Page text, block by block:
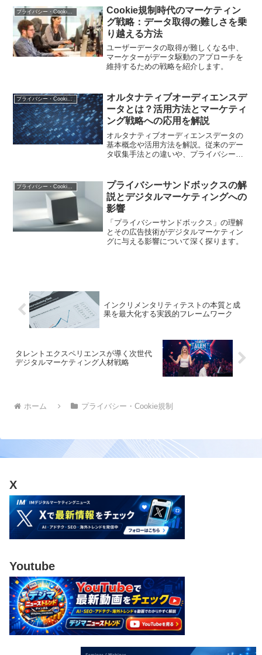
プライバシー・Cookie規制
Cookie規制時代のマーケティン
グ戦略：データ取得の難しさを乗
り越える方法
ユーザーデータの取得が難しくなる中、
マーケターがデータ駆動のアプローチを
維持するための戦略を紹介します。
プライバシー・Cookie規制
オルタナティブオーディエンスデ
ータとは？活用方法とマーケティ
ング戦略への応用を解説
オルタナティブオーディエンスデータの
基本概念や活用方法を解説。従来のデー
タ収集手法との違いや、プライバシー規
プライバシーサンドボックスの解
説とデジタルマーケティングへの
影響
「プライバシーサンドボックス」の理解
とその広告技術がデジタルマーケティン
グに与える影響について深く探ります。
インクリメンタリティテストの本質と成
果を最大化する実践的フレームワーク
タレントエクスペリエンスが導く次世代
デジタルマーケティング人材戦略
ホーム プライバシー・Cookie規制
X
Youtube